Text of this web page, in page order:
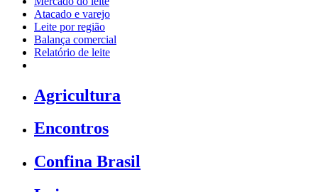
Atacado e varejo
Leite por região
Balança comercial
Relatório de leite
Agricultura
Encontros
Confina Brasil